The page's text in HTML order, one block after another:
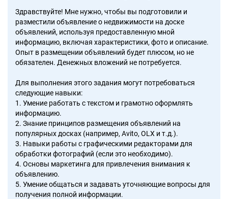
Здравствуйте! Мне нужно, чтобы вы подготовили и
разместили объявление о недвижимости на доске
объявлений, используя предоставленную мной
информацию, включая характеристики, фото и описание.
Опыт в размещении объявлений будет плюсом, но не
обязателен. Денежных вложений не потребуется.
Для выполнения этого задания могут потребоваться
следующие навыки:
1. Умение работать с текстом и грамотно оформлять
информацию.
2. Знание принципов размещения объявлений на
популярных досках (например, Avito, OLX и т.д.).
3. Навыки работы с графическими редакторами для
обработки фотографий (если это необходимо).
4. Основы маркетинга для привлечения внимания к
объявлению.
5. Умение общаться и задавать уточняющие вопросы для
получения полной информации.